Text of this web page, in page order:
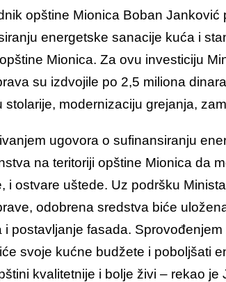
opštine Mionica Boban Janković
energetske sanacije kuća i
Mionica. Za ovu investiciju
su izdvojile po 2,5 miliona
stolarije, modernizaciju grejanja,
ugovora o sufinansiranju
na teritoriji opštine Mionica da
i ostvare uštede. Uz podršku
odobrena sredstva biće
i postavljanje fasada.
svoje kućne budžete i poboljšati
kvalitetnije i bolje živi – rekao je